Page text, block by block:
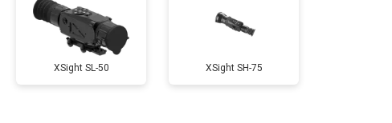
XSight SL-50 XSight SH-75